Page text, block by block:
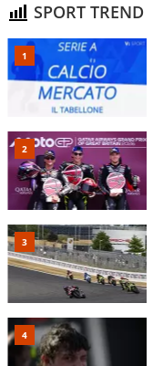
SPORT TREND